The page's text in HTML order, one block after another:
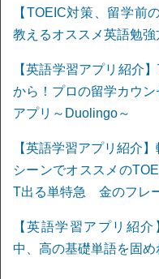
【TOEIC対策、留学前
教えるオススメ英語勉強
【英語学習アプリ紹介
から！プロの留学カウ
アプリ～Duolingo～
【英語学習アプリ紹介
シーンでオススメの
T出る単特急 金のフレ
【英語学習アプリ紹
中、高の基礎単語を固